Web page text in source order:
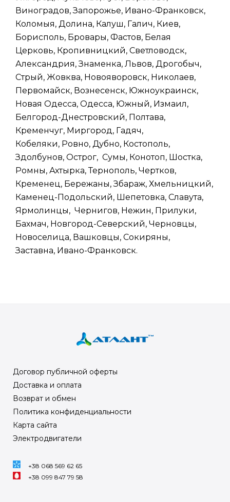
Виноградов, Запорожье, Ивано-Франковск,
Коломыя, Долина, Калуш, Галич, Киев,
Борисполь, Бровары, Фастов, Белая
Церковь, Кропивницкий, Светловодск,
Александрия, Знаменка, Львов, Дрогобыч,
Стрый, Жовква, Новояворовск, Николаев,
Первомайск, Вознесенск, Южноукраинск,
Новая Одесса, Одесса, Южный, Измаил,
Белгород-Днестровский, Полтава,
Кременчуг, Миргород, Гадяч,
Кобеляки, Ровно, Дубно, Костополь,
Здолбунов, Острог, Сумы, Конотоп, Шостка,
Ромны, Ахтырка, Тернополь, Чертков,
Кременец, Бережаны, Збараж, Хмельницкий,
Каменец-Подольский, Шепетовка, Славута,
Ярмолинцы, Чернигов, Нежин, Прилуки,
Бахмач, Новгород-Северский, Черновцы,
Новоселица, Вашковцы, Сокиряны,
Заставна, Ивано-Франковск.
Договор публичной оферты
Доставка и оплата
Возврат и обмен
Политика конфиденциальности
Карта сайта
Электродвигатели
+38 068 569 62 65
+38 099 847 79 58